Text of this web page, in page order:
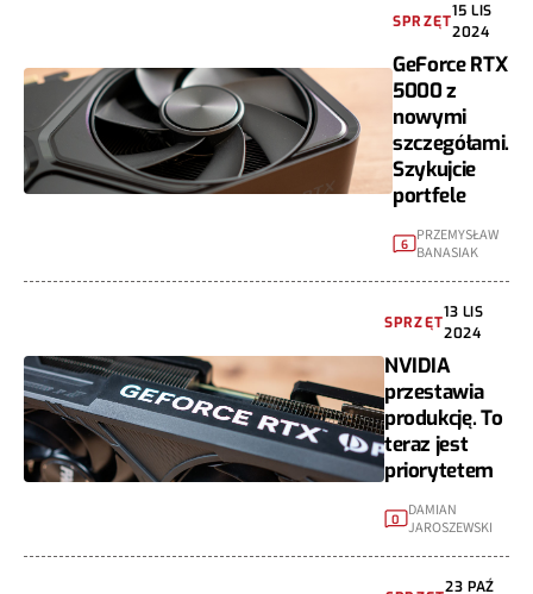
SPRZĘT
15 LIS
2024
GeForce RTX
5000 z
nowymi
szczegółami.
Szykujcie
portfele
6
PRZEMYSŁAW
BANASIAK
SPRZĘT
13 LIS
2024
NVIDIA
przestawia
produkcję. To
teraz jest
priorytetem
0
DAMIAN
JAROSZEWSKI
23 PAŹ